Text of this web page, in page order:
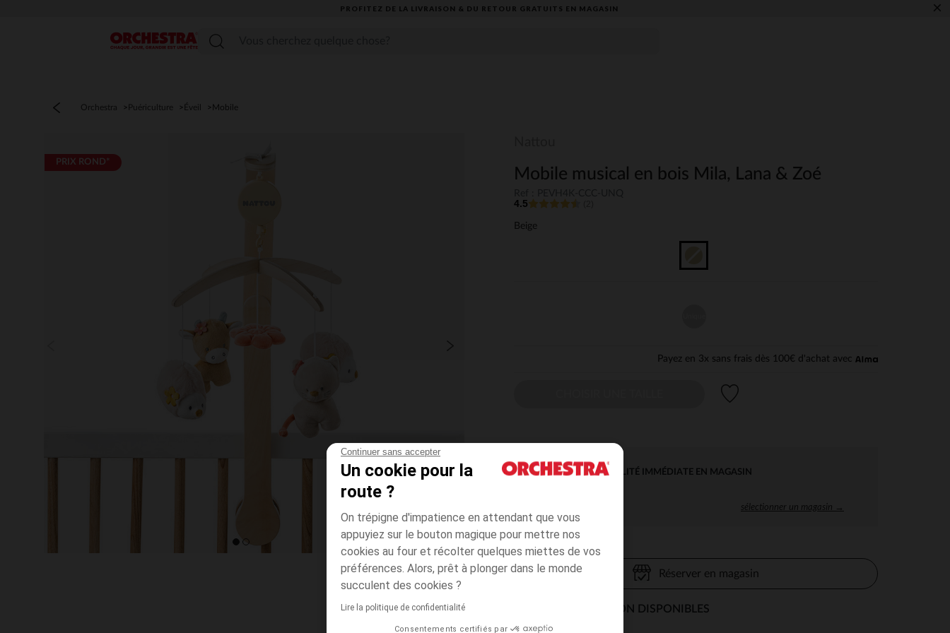
Continuer sans accepter
Un cookie pour la
route ?
On trépigne d'impatience en attendant que vous
appuyiez sur le bouton magique pour mettre nos
cookies au four et récolter quelques miettes de vos
préférences. Alors, prêt à plonger dans le monde
succulent des cookies ?
Lire la politique de confidentialité
Consentements certifiés par
PROFITEZ DE LA LIVRAISON & DU RETOUR GRATUITS EN MAGASIN​ ×
Menu
Orchestra Puériculture Éveil Mobile
PRIX ROND*
Mobile musical en bois Mila, Lana & Zoé
4.5
Beige
Payez en 3x sans frais dès 100€ d'achat avec
DISPONIBILITÉ IMMÉDIATE EN MAGASIN
sélectionner un magasin →
Réserver en magasin
MODES DE LIVRAISON DISPONIBLES